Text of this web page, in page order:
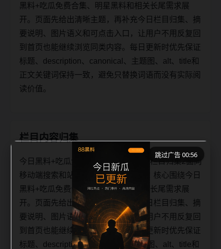
黑料+吃瓜免费合集、明星黑料和相关长尾需求展
开。页面先给出清晰主题，再补充今日栏目归集、摘
要说明、图片语义和可点击入口，让用户不用反复回
到首页也能继续浏览同类内容。每日更新时优先保证
标题、description、canonical、主题图、alt、title和
正文关键词保持一致，避免只替换词语而没有实际阅
读价值。
栏目内容归集
今日黑料+吃瓜免费合集明星黑料今日栏目归集2面向
移动端搜索和站内连续阅读场景整理，核心围绕今日
黑料+吃瓜免费合集、明星黑料和相关长尾需求展
开。页面先给出清晰主题，再补充今日栏目归集、摘
要说明、图片语义和可点击入口，让用户不用反复回
到首页也能继续浏览同类内容。每日更新时优先保证
标题、description、canonical、主题图、alt、title和
跳过广告 00:56